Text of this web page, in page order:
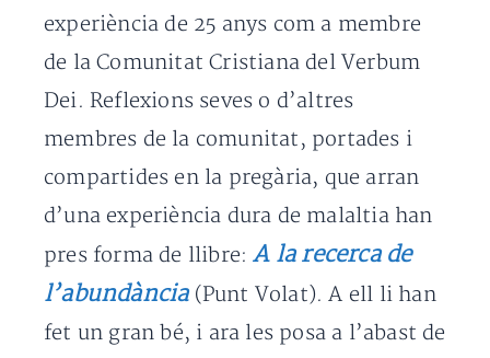
experiència de 25 anys com a membre
de la Comunitat Cristiana del Verbum
Dei. Reflexions seves o d’altres
membres de la comunitat, portades i
compartides en la pregària, que arran
d’una experiència dura de malaltia han
pres forma de llibre:A la recerca de
l’abundància(Punt Volat). A ell li han
fet un gran bé, i ara les posa a l’abast de